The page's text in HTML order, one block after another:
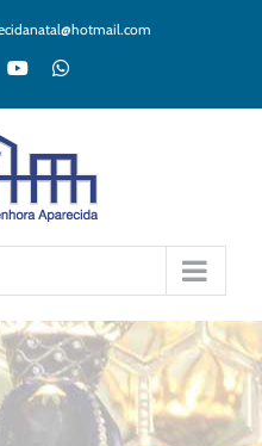
YouTubeWhatsApp